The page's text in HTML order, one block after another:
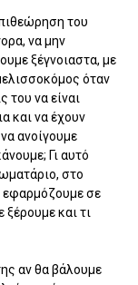
του
να μην
ξέγνοιαστα, με
όταν
του να είναι
και να έχουν
ανοίγουμε
Γι αυτό
στο
εφαρμόζουμε σε
και τι
αν θα βάλουμε